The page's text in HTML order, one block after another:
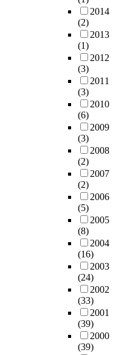
2014
(2)
2013
(1)
2012
(3)
2011
(3)
2010
(6)
2009
(3)
2008
(2)
2007
(2)
2006
(5)
2005
(8)
2004
(16)
2003
(24)
2002
(33)
2001
(39)
2000
(39)